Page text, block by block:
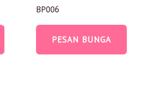
BP006
PESAN BUNGA